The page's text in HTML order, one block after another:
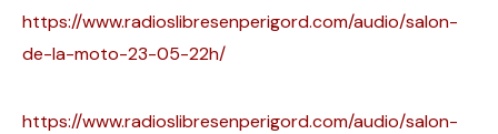
https://www.radioslibresenperigord.com/audio/salon-
de-la-moto-23-05-22h/
https://www.radioslibresenperigord.com/audio/salon-